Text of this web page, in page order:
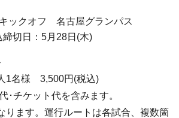
ックオフ 名古屋グランパス
切日：5月28日(木)
1名様 3,500円(税込)
･チケット代を含みます。
ります。運行ルートは各試合、複数箇